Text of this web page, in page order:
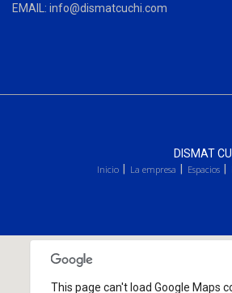
EMAIL: info@dismatcuchi.com
DISMAT
Inicio La empresa Espacios
This page can't load Google Maps